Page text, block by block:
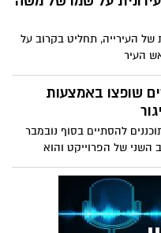
של העירייה, תחליט בקרוב על
העיר
שופצו באמצעות
להסתיים בסוף נובמבר
השני של הפרוייקט והוא
שיפוצם של עוד כ-40 מקלטים, בשכונות
וברנע